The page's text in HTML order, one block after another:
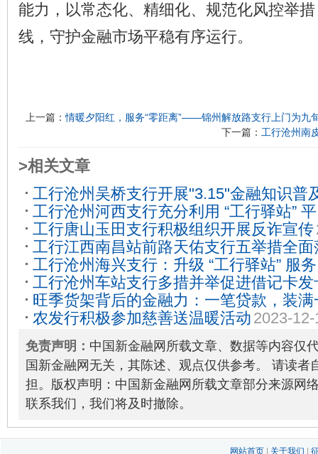
能力，以常态化、精细化、规范化风控举
线，守护金融市场平稳有序运行。
上一篇：情暖夕阳红，服务“零距离”——锦州解放路支行上门为九
下一篇： 工行沧州南
>相关文章
工行沧州吴桥支行开展"3.15"金融知识普
工行沧州河西支行充分利用 “工行驿站”
险防范意识2025-05-19
工行唐山玉田支行积极组织开展反诈宣传
工行江西南昌站前路天佑支行五举措全
党风廉政建设2023-12-27
工行沧州海兴支行：升级 “工行驿站” 服
2025-11-28
工行沧州车站支行多措并举促进借记卡
02
旺季货架背后的金融力：一笔贷款，装满
仓”2025-12-16
农发行积极参加慈善送温暖活动 2023-12-
免责声明： 中国新金融网所载文章、数据等内容仅
国新金融网无关，其陈述、观点仅供参考。 请读者
担。版权声明：中国新金融网所载文章部分来源网
联系我们，我们将及时撤除。
网站首页| 关于我们